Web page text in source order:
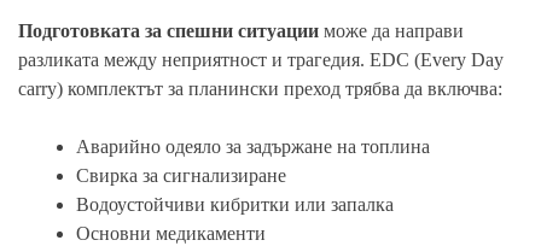
Подготовката за спешни ситуации може да направи
разликата между неприятност и трагедия. EDC (Every Day
carry) комплектът за планински преход трябва да включва:
Аварийно одеяло за задържане на топлина
Свирка за сигнализиране
Водоустойчиви кибритки или запалка
Основни медикаменти